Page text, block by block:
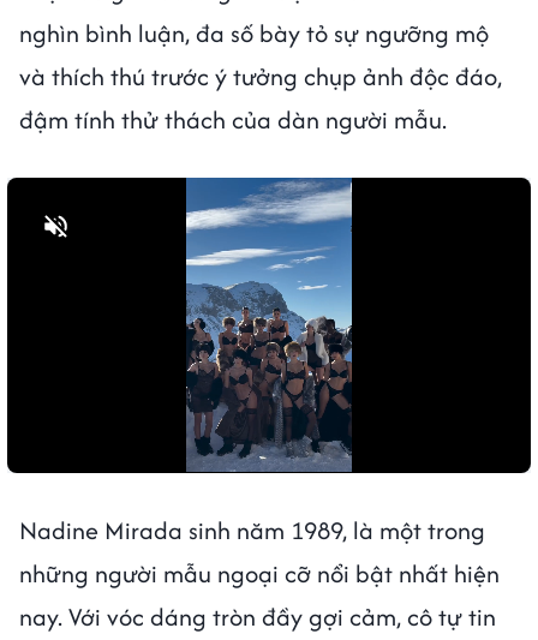
nghìn bình luận, đa số bày tỏ sự ngưỡng mộ
và thích thú trước ý tưởng chụp ảnh độc đáo,
đậm tính thử thách của dàn người mẫu.
Nadine Mirada sinh năm 1989, là một trong
những người mẫu ngoại cỡ nổi bật nhất hiện
nay. Với vóc dáng tròn đầy gợi cảm, cô tự tin